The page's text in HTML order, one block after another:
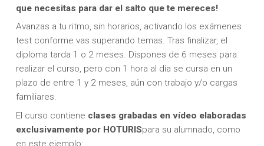
que necesitas para dar el salto que te mereces!
Avanzas a tu ritmo, sin horarios, activando los exámenes
test conforme vas superando temas. Tras finalizar, el
diploma tarda 1 o 2 meses. Dispones de 6 meses para
realizar el curso, pero con 1 hora al día se cursa en un
plazo de entre 1 y 2 meses, aún con trabajo y/o cargas
familiares.
El curso contiene clases grabadas en vídeo elaboradas
exclusivamente por HOTURISpara su alumnado, como
en este ejemplo: